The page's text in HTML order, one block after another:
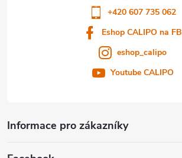
Informace pro zákazníky
+420 607 735 062
Eshop CALIPO na FB
eshop_calipo
Youtube CALIPO